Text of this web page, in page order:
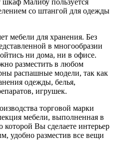
со штангой для одежды
мебели для хранения. Без
в многообразии
ни дома, ни в офисе.
разместить в любом
распашные модели, так как
одежды, белья,
игрушек.
торговой марки
мебели, выполненная в
Вы сделаете интерьер
удобно разместив все вещи